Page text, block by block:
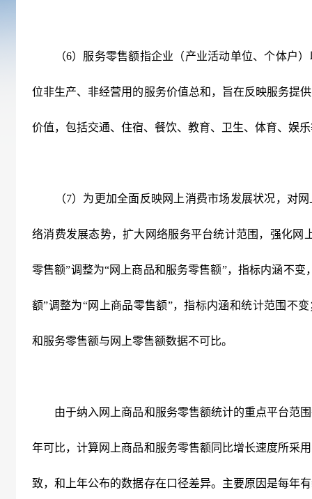
（6）服务零售额指企业（产业活动单位、个体户）
位非生产、非经营用的服务价值总和，旨在反映服务提
价值，包括交通、住宿、餐饮、教育、卫生、体育、娱
（7）为更加全面反映网上消费市场发展状况，对网
络消费发展态势，扩大网络服务平台统计范围，强化网
零售额”调整为“网上商品和服务零售额”，指标内涵不
额”调整为“网上商品零售额”，指标内涵和统计范围不
和服务零售额与网上零售额数据不可比。
由于纳入网上商品和服务零售额统计的重点平台范围
年可比，计算网上商品和服务零售额同比增长速度所采
致，和上年公布的数据存在口径差异。主要原因是每年